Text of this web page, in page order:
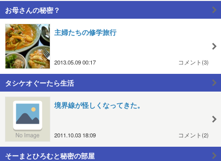
お母さんの秘密？
主婦たちの修学旅行
2013.05.09 00:17 コメント(3)
タシケオぐーたら生活
境界線が怪しくなってきた。
2011.10.03 18:09 コメント(2)
そーまとひろむと秘密の部屋